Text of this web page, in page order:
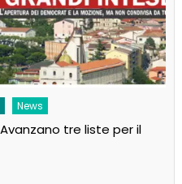
tre liste per il